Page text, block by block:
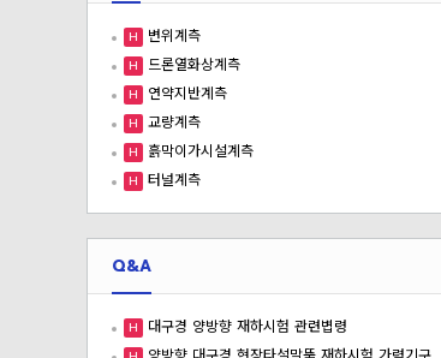
H 변위계측
H 드론열화상계측
H 연약지반계측
H 교량계측
H 흙막이가시설계측
H 터널계측
Q&A
H 대구경 양방향 재하시험 관련볍령